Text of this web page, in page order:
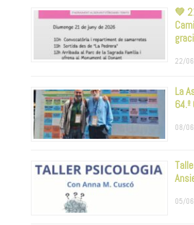
💚
22/
La
64.º
08/
05/